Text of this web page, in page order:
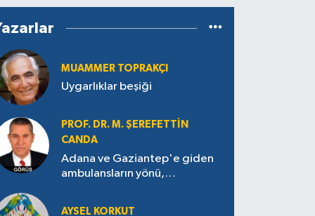
MUAMMER TOPRAKÇI
Uygarlıklar beşiği
PROF. DR. M. ŞEREFETTIN
CANDA
Adana ve Gaziantep'e giden
ambulansların yönü,
AYSEL KORKUT